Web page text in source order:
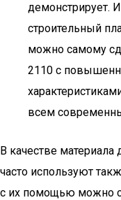
демонстрирует.
строительный
можно самому
2110 с
всем
В качестве материала
часто используют
с их помощью можно